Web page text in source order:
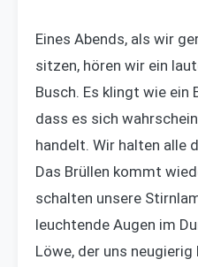
Eines Abends, als wir
sitzen, hören wir ein
Busch. Es klingt wie ein
dass es sich
handelt. Wir halten alle
Das Brüllen kommt
schalten unsere
leuchtende Augen im
Löwe, der uns